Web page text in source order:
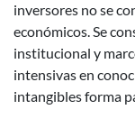
inversores no se
económicos. Se
institucional y
intensivas en
intangibles forma